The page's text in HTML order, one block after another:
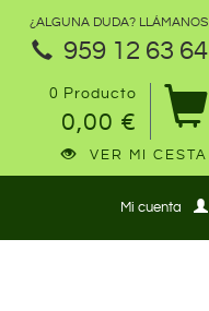
¿ALGUNA DUDA? LLÁMANOS
959 12 63 64
0 Producto
0,00 €
VER MI CESTA
Mi cuenta